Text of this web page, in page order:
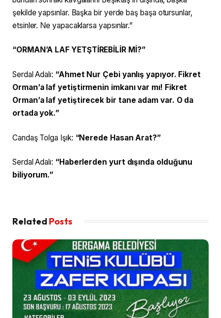
şekilde yapsınlar. Başka bir yerde baş başa otursunlar,
etsinler. Ne yapacaklarsa yapsınlar.”
“ORMAN’A LAF YETŞTİREBİLİR Mİ?”
Serdal Adalı: “Ahmet Nur Çebi yanlış yapıyor. Fikret
Orman’a laf yetiştirmenin imkanı var mı! Fikret
Orman’a laf yetiştirecek bir tane adam var. O da
ortada yok.”
Candaş Tolga Işık: “Nerede Hasan Arat?”
Serdal Adalı: “Haberlerden yurt dışında olduğunu
biliyorum.”
Related Posts